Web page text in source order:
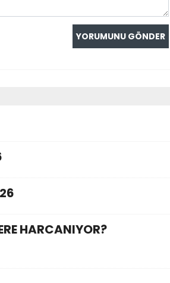
HARCANIYOR?